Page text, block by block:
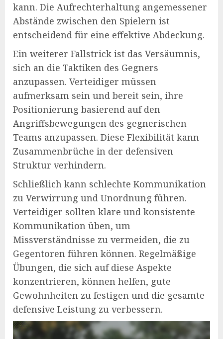
kann. Die Aufrechterhaltung angemessener
Abstände zwischen den Spielern ist
entscheidend für eine effektive Abdeckung.
Ein weiterer Fallstrick ist das Versäumnis,
sich an die Taktiken des Gegners
anzupassen. Verteidiger müssen
aufmerksam sein und bereit sein, ihre
Positionierung basierend auf den
Angriffsbewegungen des gegnerischen
Teams anzupassen. Diese Flexibilität kann
Zusammenbrüche in der defensiven
Struktur verhindern.
Schließlich kann schlechte Kommunikation
zu Verwirrung und Unordnung führen.
Verteidiger sollten klare und konsistente
Kommunikation üben, um
Missverständnisse zu vermeiden, die zu
Gegentoren führen können. Regelmäßige
Übungen, die sich auf diese Aspekte
konzentrieren, können helfen, gute
Gewohnheiten zu festigen und die gesamte
defensive Leistung zu verbessern.